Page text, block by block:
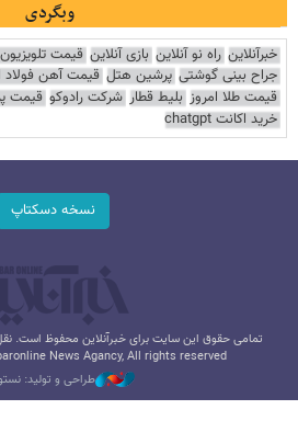
وبگردی
خبرآنلاین راه نو آنلاین بازی آنلاین قیمت
جراح بینی گوشتی پرشین هتل قیمت آهن فولاد
قیمت طلا امروز بلیط قطار شرکت رادوکو قیمت
خرید اکانت chatgpt
نسخه دسکتاپ
تمامی حقوق این سایت برای خبرآنلاین محفوظ است.
News Agancy, All rights reserved
طراحی و تولید: